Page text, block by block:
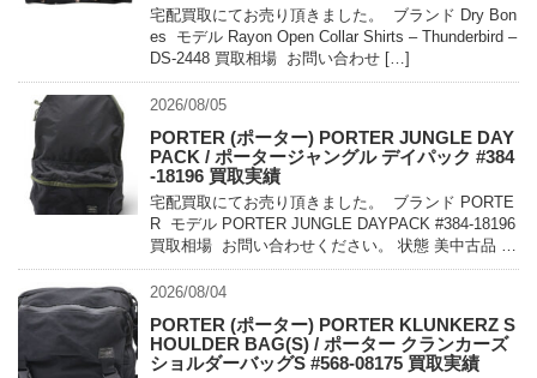
宅配買取にてお売り頂きました。 ブランド Dry Bon
es モデル Rayon Open Collar Shirts – Thunderbird –
DS-2448 買取相場 お問い合わせ […]
2026/08/05
PORTER (ポーター) PORTER JUNGLE DAY
PACK / ポータージャングル デイパック #384
-18196 買取実績
宅配買取にてお売り頂きました。 ブランド PORTE
R モデル PORTER JUNGLE DAYPACK #384-18196
買取相場 お問い合わせください。 状態 美中古品 軽
量でコンパクトに持ち運べるパッカ […]
2026/08/04
PORTER (ポーター) PORTER KLUNKERZ S
HOULDER BAG(S) / ポーター クランカーズ
ショルダーバッグS #568-08175 買取実績